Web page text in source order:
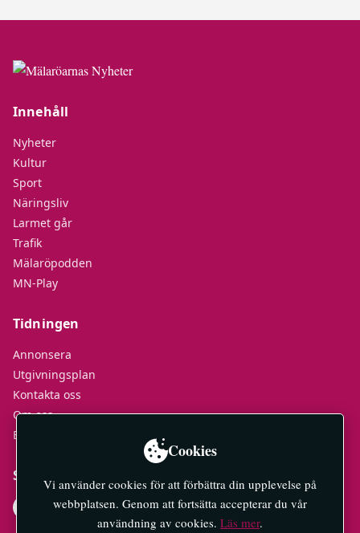
Innehåll
Nyheter
Kultur
Sport
Näringsliv
Larmet går
Trafik
Mälaröpodden
MN-Play
Tidningen
Annonsera
Utgivningsplan
Kontakta oss
Om oss
E-tidningar
Socialt
Cookies
Vi använder cookies för att förbättra din upplevelse på
webbplatsen. Genom att fortsätta accepterar du vår
användning av cookies. Läs mer.